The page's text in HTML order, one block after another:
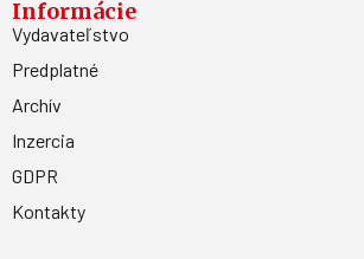
Informácie
Vydavateľstvo
Predplatné
Archív
Inzercia
GDPR
Kontakty